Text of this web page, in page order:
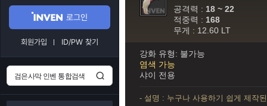
로그인
회원가입 ID/PW 찾기
공격력 : 18 ~ 22
적중력 : 168
무게 : 12.60 LT
강화 유형: 불가능
염색 가능
샤이 전용
- 설명 : 누구나 사용하기 쉽게 제작